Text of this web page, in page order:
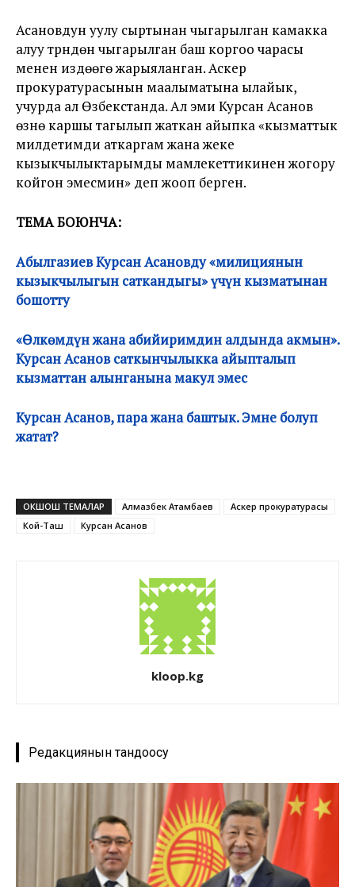
Асановдун уулу сыртынан чыгарылган камакка
алуу түрүндөн чыгарылган баш коргоо чарасы
менен издөөгө жарыяланган. Аскер
прокуратурасынын маалыматына ылайык,
учурда ал Өзбекстанда. Ал эми Курсан Асанов
өзүнө каршы тагылып жаткан айыпка «кызматтык
милдетимди аткаргам жана жеке
кызыкчылыктарымды мамлекеттикинен жогору
койгон эмесмин» деп жооп берген.
ТЕМА БОЮНЧА:
Абылгазиев Курсан Асановду «милициянын
кызыкчылыгын саткандыгы» үчүн кызматынан
бошотту
«Өлкөмдүн жана абийиримдин алдында акмын».
Курсан Асанов саткынчылыкка айыпталып
кызматтан алынганына макул эмес
Курсан Асанов, пара жана баштык. Эмне болуп
жатат?
ОКШОШ ТЕМАЛАР Алмазбек Атамбаев
Аскер прокуратурасы
Кой-Таш
Курсан Асанов
kloop.kg
Редакциянын тандоосу